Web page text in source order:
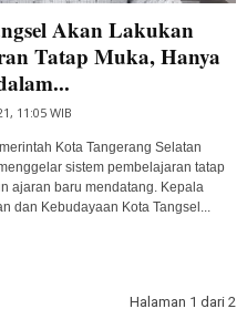
Akan Lakukan
Tatap Muka, Hanya
11:05 WIB
Kota Tangerang Selatan
sistem pembelajaran tatap
ajaran baru mendatang. Kepala
dan Kebudayaan Kota Tangsel...
Halaman 1 dari 2